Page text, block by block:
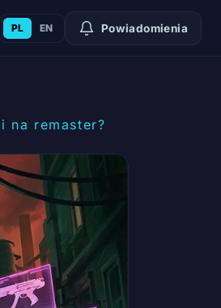
PL EN Powiadomienia
na remaster?